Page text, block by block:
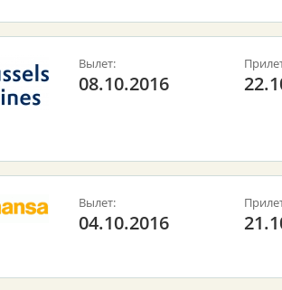
Вылет:
08.10.2016
Вылет:
04.10.2016